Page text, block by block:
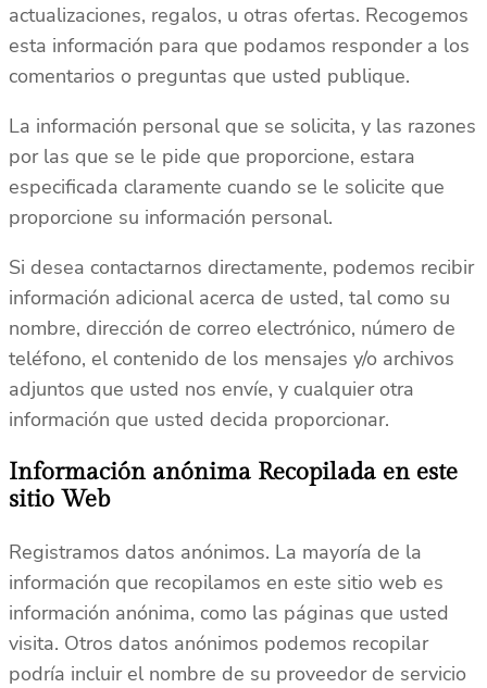
actualizaciones, regalos, u otras ofertas. Recogemos
esta información para que podamos responder a los
comentarios o preguntas que usted publique.
La información personal que se solicita, y las razones
por las que se le pide que proporcione, estara
especificada claramente cuando se le solicite que
proporcione su información personal.
Si desea contactarnos directamente, podemos recibir
información adicional acerca de usted, tal como su
nombre, dirección de correo electrónico, número de
teléfono, el contenido de los mensajes y/o archivos
adjuntos que usted nos envíe, y cualquier otra
información que usted decida proporcionar.
Información anónima Recopilada en este
sitio Web
Registramos datos anónimos. La mayoría de la
información que recopilamos en este sitio web es
información anónima, como las páginas que usted
visita. Otros datos anónimos podemos recopilar
podría incluir el nombre de su proveedor de servicio